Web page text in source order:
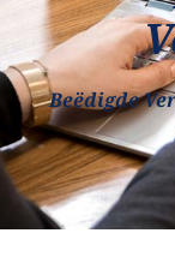
Beëdigde